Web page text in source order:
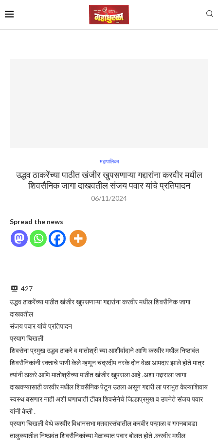
महापालिका
उद्धव ठाकरेंच्या पाठीत खंजीर खुपसणाऱ्या गद्दारांना करवीर मधील
शिवसैनिक जागा दाखवतील संजय पवार यांचे प्रतिपादन
06/11/2024
Spread the news
427
उद्धव ठाकरेंच्या पाठीत खंजीर खुपसणाऱ्या गद्दारांना करवीर मधील शिवसैनिक जागा
दाखवतील
संजय पवार यांचे प्रतिपादन
प्रयाग चिखली
शिवसेना प्रमुख उद्धव ठाकरे व मातोश्री च्या आशीर्वादाने आणि करवीर मधील निष्ठावंत
शिवसैनिकांनी रक्ताचे पाणी केले म्हणून चंद्रदीप नरके दोन वेळा आमदार झाले होते मात्र
त्यांनी ठाकरे आणि मातोश्रीच्या पाठीत खंजीर खुपसला आहे .अशा गद्दाराला जागा
दाखवण्यासाठी करवीर मधील शिवसैनिक पेटून उठला असून गद्दारी ला पराभुत केल्याशिवाय
स्वस्थ बसणार नाही अशी घणाघाती टीका शिवसेनेचे जिल्हाप्रमुख व उपनेते संजय पवार
यांनी केली .
प्रयाग चिखली येथे करवीर विधानसभा मतदारसंघातील करवीर पन्हाळा व गगनबावडा
तालुक्यातील निष्ठावंत शिवसैनिकांच्या मेळाव्यात पवार बोलत होते .करवीर मधील